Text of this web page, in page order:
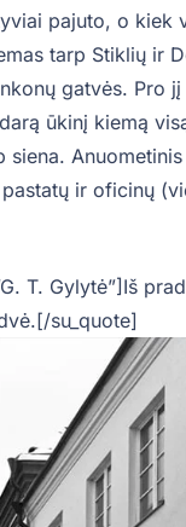
pajuto, o kiek
tarp Stiklių ir
gatvės. Pro
ūkinį kiemą
siena.
ir oficinų
T. Gylytė”]Iš
su_quote]